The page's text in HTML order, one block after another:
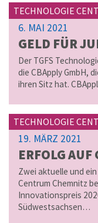
TECHNOLOGIE
6. MAI 2021
GELD FÜR
Der TGFS
die CBApply GmbH,
ihren Sitz hat.
TECHNOLOGIE
19. MÄRZ 2021
ER­FOLG
Zwei aktuelle und
Centrum Chemnitz
Innovationspreis
Südwestsachsen…